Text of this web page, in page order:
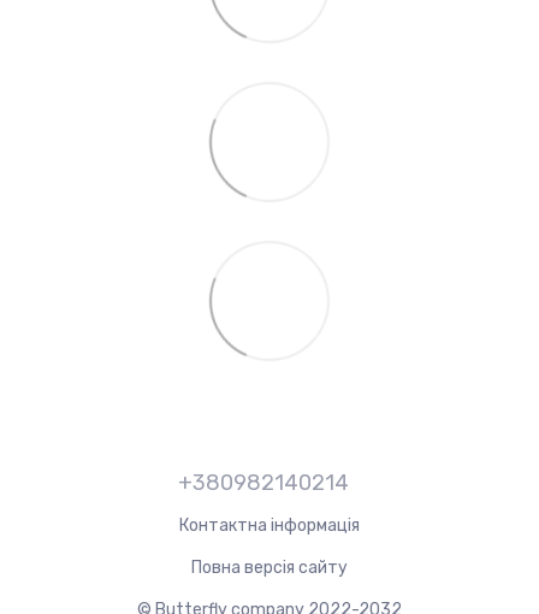
+380982140214
Контактна інформація
Повна версія сайту
© Butterfly company 2022-2032